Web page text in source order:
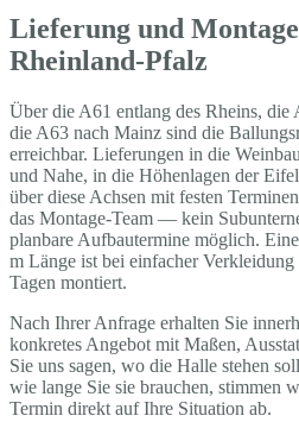
Lieferung und
Rheinland-Pfalz
Über die A61 entlang des Rheins, die
die A63 nach Mainz sind die
erreichbar. Lieferungen in die
und Nahe, in die Höhenlagen der
über diese Achsen mit festen
das Montage-Team — kein
planbare Aufbautermine möglich.
m Länge ist bei einfacher
Tagen montiert.
Nach Ihrer Anfrage erhalten Sie
konkretes Angebot mit Maßen,
Sie uns sagen, wo die Halle stehen
wie lange Sie sie brauchen, stimmen
Termin direkt auf Ihre Situation ab.